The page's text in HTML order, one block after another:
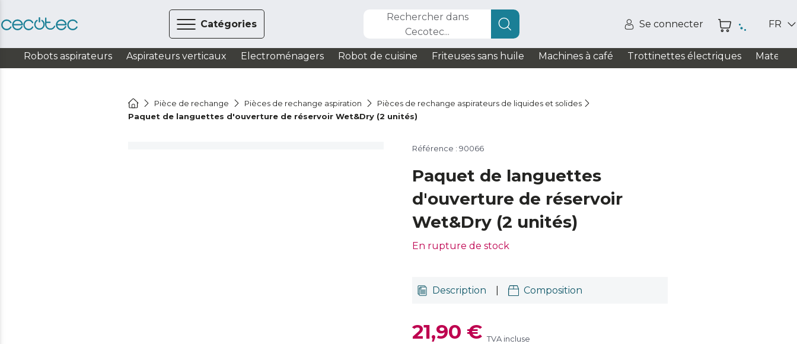
Catégories
Rechercher dans
Cecotec...
Se connecter FR
Robots aspirateurs Aspirateurs verticaux Electroménagers Robot de cuisine Friteuses sans huile Machines à café Trottinettes électriques Matelas
Pièce de rechange Pièces de rechange aspiration
Pièces de rechange aspirateurs de liquides et solides
Paquet de languettes d'ouverture de réservoir Wet&Dry (2 unités)
Référence : 90066
Paquet de languettes
d'ouverture de réservoir
Wet&Dry (2 unités)
En rupture de stock
Description Composition
21,90 € TVA incluse